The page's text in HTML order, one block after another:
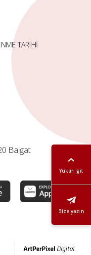
Yukarı git
Bize yazın
TARİHİ
Balgat